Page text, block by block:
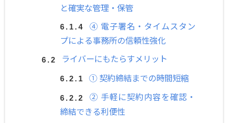
と確実な管理・保管
④ 電子署名・タイムスタン
プによる事務所の信頼性強化
ライバーにもたらすメリット
① 契約締結までの時間短縮
② 手軽に契約内容を確認・
締結できる利便性